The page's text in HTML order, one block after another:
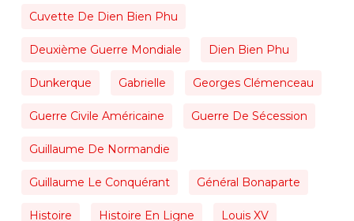
Cuvette De Dien Bien Phu
Deuxième Guerre Mondiale Dien Bien Phu
Dunkerque Gabrielle Georges Clémenceau
Guerre Civile Américaine Guerre De Sécession
Guillaume De Normandie
Guillaume Le Conquérant Général Bonaparte
Histoire Histoire En Ligne Louis XV